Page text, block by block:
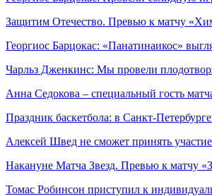
Защитим Отечество. Превью к матчу
Георгиос Барцокас: «Панатинаикос»
Чарльз Дженкинс: Мы провели
Анна Седокова – специальный гость
Праздник баскетбола: в Санкт-
Алексей Швед не сможет принять
Накануне Матча Звезд. Превью к матчу
Томас Робинсон приступил к